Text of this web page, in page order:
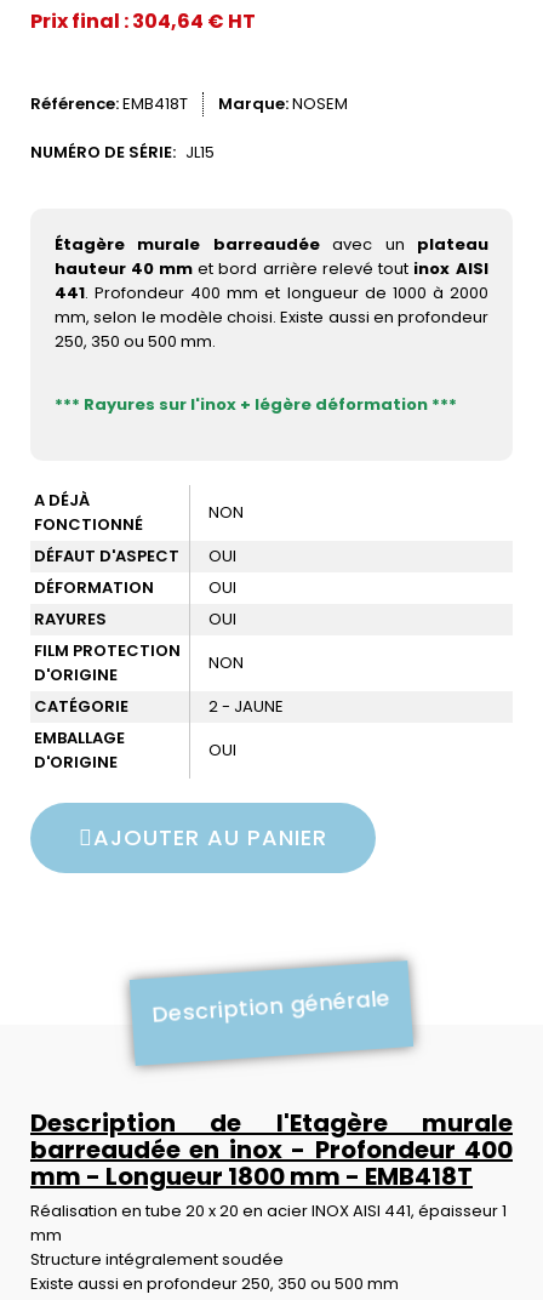
Prix final : 304,64 € HT
Référence EMB418T Marque NOSEM
NUMÉRO DE SÉRIE: JL15
Étagère murale barreaudée avec un plateau
hauteur 40 mm et bord arrière relevé tout inox AISI
441. Profondeur 400 mm et longueur de 1000 à 2000
mm, selon le modèle choisi. Existe aussi en profondeur
250, 350 ou 500 mm.
*** Rayures sur l'inox + légère déformation ***
A DÉJÀ
FONCTIONNÉ
NON
DÉFAUT D'ASPECT
OUI
DÉFORMATION
OUI
RAYURES
OUI
FILM PROTECTION
D'ORIGINE
NON
CATÉGORIE
2 - JAUNE
EMBALLAGE
D'ORIGINE
OUI
AJOUTER AU PANIER
Description générale
Description de l'Etagère murale
barreaudée en inox - Profondeur 400
mm - Longueur 1800 mm - EMB418T
Réalisation en tube 20 x 20 en acier INOX AISI 441, épaisseur 1
mm
Structure intégralement soudée
Existe aussi en profondeur 250, 350 ou 500 mm